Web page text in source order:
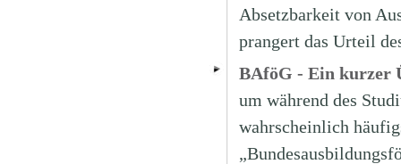
Absetzbarkeit von
prangert das Urteil
BAföG - Ein kurzer
um während des
wahrscheinlich